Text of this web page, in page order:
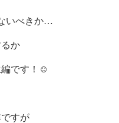
いべきか…
か
です！ ☺
すが